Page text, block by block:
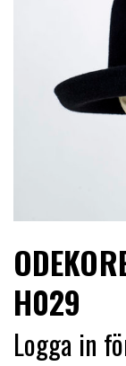
H029
Logga in